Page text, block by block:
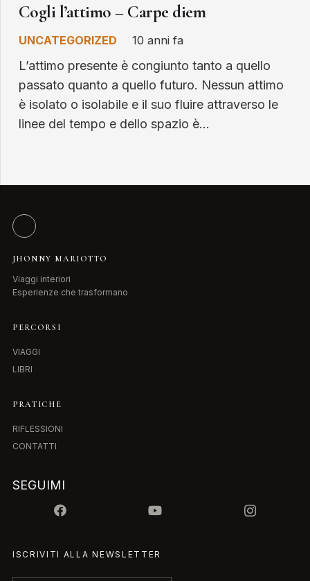
Cogli l’attimo – Carpe diem
UNCATEGORIZED 10 anni fa
L’attimo presente è congiunto tanto a quello
passato quanto a quello futuro. Nessun attimo
è isolato o isolabile e il suo fluire attraverso le
linee del tempo e dello spazio è…
JHONNY MARIOTTO
Viaggi interiori
Esperienze che trasformano
PERCORSI
VIAGGI
LIBRI
PRATICHE
RIFLESSIONI
CONTATTI
SEGUIMI
ISCRIVITI ALLA NEWSLETTER